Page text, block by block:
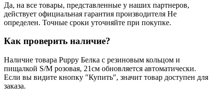
Да, на все товары, представленные у наших партнеров,
действует официальная гарантия производителя Не
определен. Точные сроки уточняйте при покупке.
Как проверить наличие?
Наличие товара Puppy Белка с резиновым кольцом и
пищалкой S/M розовая, 21см обновляется автоматически.
Если вы видите кнопку "Купить", значит товар доступен для
заказа.